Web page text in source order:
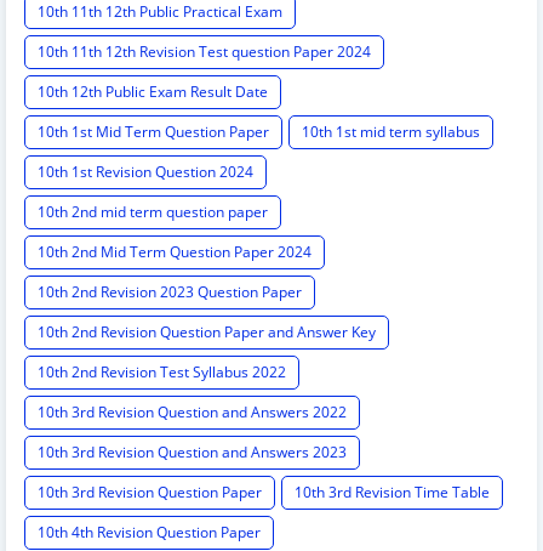
10th 11th 12th Public Practical Exam
10th 11th 12th Revision Test question Paper 2024
10th 12th Public Exam Result Date
10th 1st Mid Term Question Paper
10th 1st mid term syllabus
10th 1st Revision Question 2024
10th 2nd mid term question paper
10th 2nd Mid Term Question Paper 2024
10th 2nd Revision 2023 Question Paper
10th 2nd Revision Question Paper and Answer Key
10th 2nd Revision Test Syllabus 2022
10th 3rd Revision Question and Answers 2022
10th 3rd Revision Question and Answers 2023
10th 3rd Revision Question Paper
10th 3rd Revision Time Table
10th 4th Revision Question Paper